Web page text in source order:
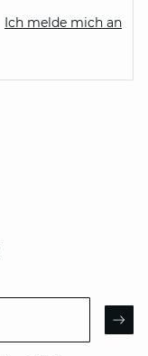
Ich melde mich an